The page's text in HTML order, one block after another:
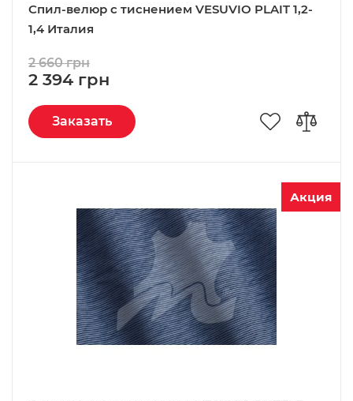
Спил-велюр c тиснением VESUVIO PLAIT 1,2-
1,4 Италия
2 394 грн
2 660 грн
Заказать
Акция